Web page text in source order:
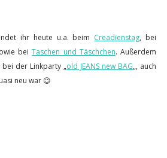
ihr heute u.a. beim Creadienstag, bei
beiTaschen und Täschchen. Außerdem
der Linkparty „old JEANS new BAG„, auch
neu war 😉